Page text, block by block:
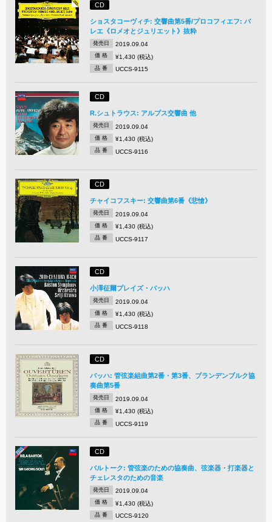
CD
ショスタコーヴィチ: 交響曲第5番/プロコフィエフ: バ
レエ《ロメオとジュリエット》抜粋
発売日 2019.09.04
価 格 ¥1,430 (税込)
品 番 UCCS-9115
CD
R.シュトラウス: アルプス交響曲 他
発売日 2019.09.04
価 格 ¥1,430 (税込)
品 番 UCCS-9116
CD
チャイコフスキー: 交響曲第6番《悲愴》
発売日 2019.09.04
価 格 ¥1,430 (税込)
品 番 UCCS-9117
CD
小澤征爾プレイズ・バッハ
発売日 2019.09.04
価 格 ¥1,430 (税込)
品 番 UCCS-9118
CD
バッハ: 管弦楽組曲第2番・第3番、ブランデンブルク協
奏曲第5番
発売日 2019.09.04
価 格 ¥1,430 (税込)
品 番 UCCS-9119
CD
バルトーク: 管弦楽のための協奏曲、弦楽器・打楽器と
チェレスタのための音楽
発売日 2019.09.04
価 格 ¥1,430 (税込)
品 番 UCCS-9120